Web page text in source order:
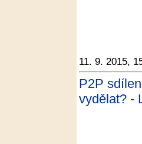
11. 9. 2015,
P2P
vydělat? -